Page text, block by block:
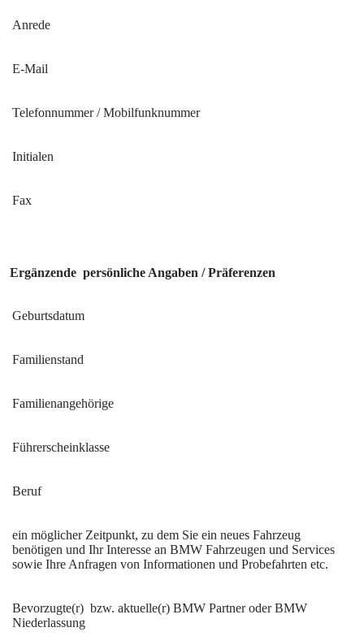
Anrede
E-Mail
Telefonnummer / Mobilfunknummer
Initialen
Fax
Ergänzende persönliche Angaben /Präferenzen
Geburtsdatum
Familienstand
Familienangehörige
Führerscheinklasse
Beruf
ein möglicher Zeitpunkt, zu dem Sie ein neues Fahrzeug
benötigen und Ihr Interesse an BMW Fahrzeugen und Services
sowie Ihre Anfragen von Informationen und Probefahrten etc.
Bevorzugte(r) bzw. aktuelle(r) BMW Partner oder BMW
Niederlassung